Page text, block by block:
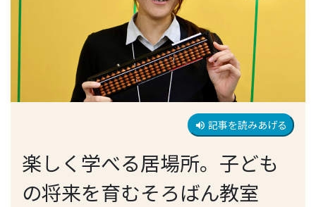
volume_up 記事を読みあげる
楽しく学べる居場所。子ども
の将来を育むそろばん教室